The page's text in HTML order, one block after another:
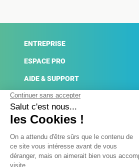
ENTREPRISE
ESPACE PRO
AIDE & SUPPORT
ACTUALITÉS
Mentions légales